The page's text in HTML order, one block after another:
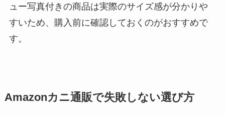
ュー写真付きの商品は実際のサイズ感が分かりや
すいため、購入前に確認しておくのがおすすめで
す。
Amazonカニ通販で失敗しない選び方